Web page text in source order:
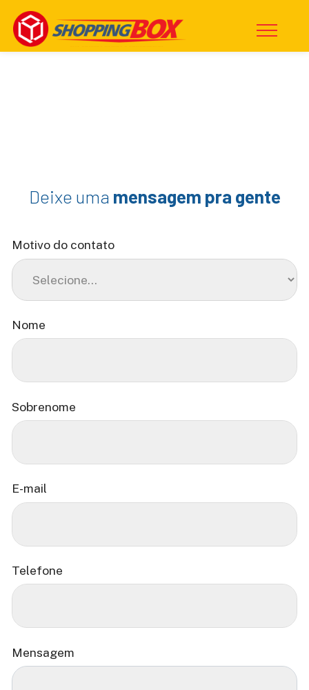
Deixe uma mensagem pra gente
Motivo do contato
Nome
Sobrenome
E-mail
Telefone
Mensagem